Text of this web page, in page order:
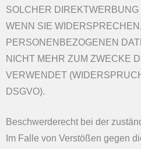
SOLCHER
WENN SIE
PERSONENBEZOGENEN
NICHT MEHR ZUM ZWECKE
VERWENDET
DSGVO).
Beschwerde­recht bei der
Im Falle von Verstößen gegen